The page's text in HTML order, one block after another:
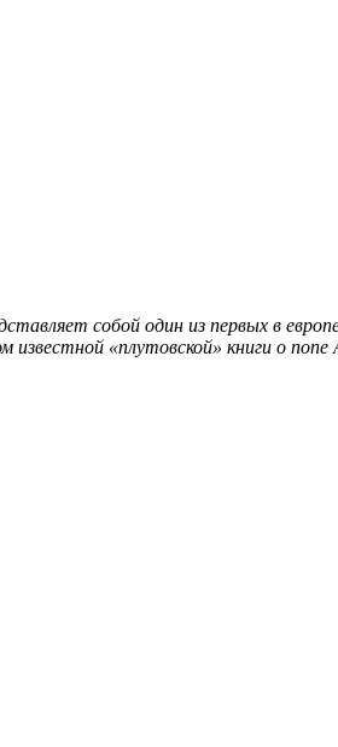
собой один из первых в
известной «плутовской» книги о